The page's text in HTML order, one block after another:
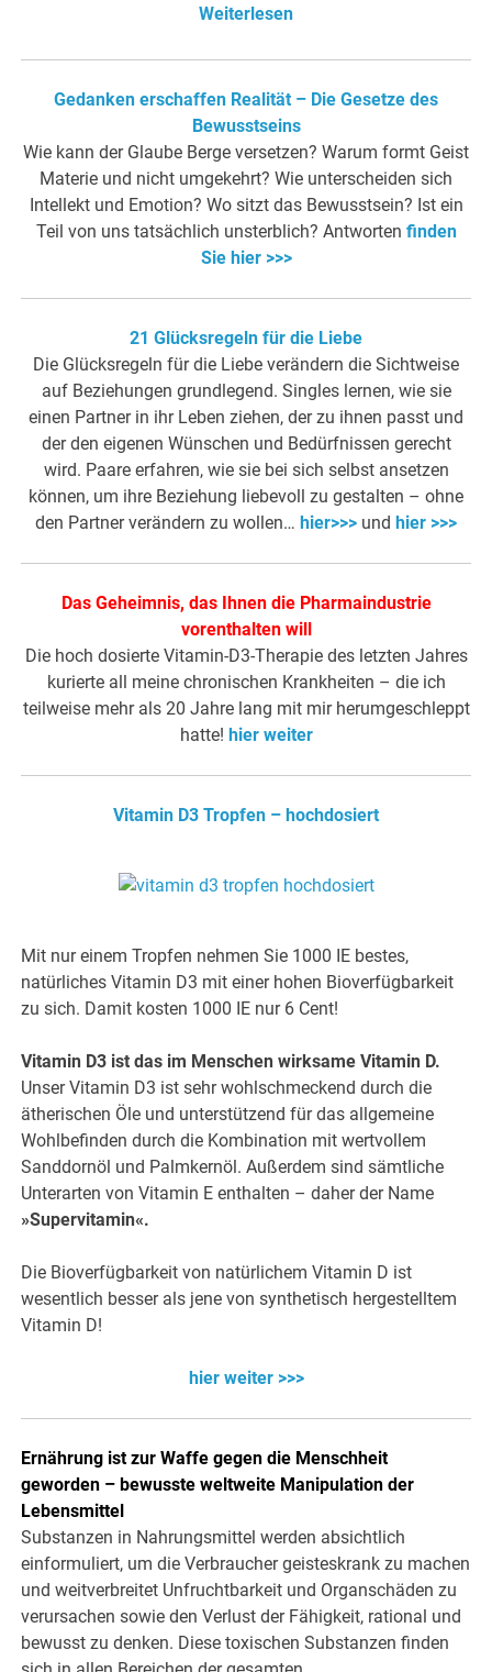
Weiterlesen
Gedanken erschaffen Realität – Die Gesetze des
Bewusstseins
Wie kann der Glaube Berge versetzen? Warum formt Geist
Materie und nicht umgekehrt? Wie unterscheiden sich
Intellekt und Emotion? Wo sitzt das Bewusstsein? Ist ein
Teil von uns tatsächlich unsterblich? Antworten finden
Sie hier >>>
21 Glücksregeln für die Liebe
Die Glücksregeln für die Liebe verändern die Sichtweise
auf Beziehungen grundlegend. Singles lernen, wie sie
einen Partner in ihr Leben ziehen, der zu ihnen passt und
der den eigenen Wünschen und Bedürfnissen gerecht
wird. Paare erfahren, wie sie bei sich selbst ansetzen
können, um ihre Beziehung liebevoll zu gestalten – ohne
den Partner verändern zu wollen… hier>>> und hier >>>
Das Geheimnis, das Ihnen die Pharmaindustrie
vorenthalten will
Die hoch dosierte Vitamin-D3-Therapie des letzten Jahres
kurierte all meine chronischen Krankheiten – die ich
teilweise mehr als 20 Jahre lang mit mir herumgeschleppt
hatte! hier weiter
Vitamin D3 Tropfen – hochdosiert
Mit nur einem Tropfen nehmen Sie 1000 IE bestes,
natürliches Vitamin D3 mit einer hohen Bioverfügbarkeit
zu sich. Damit kosten 1000 IE nur 6 Cent!
Vitamin D3 ist das im Menschen wirksame Vitamin D.
Unser Vitamin D3 ist sehr wohlschmeckend durch die
ätherischen Öle und unterstützend für das allgemeine
Wohlbefinden durch die Kombination mit wertvollem
Sanddornöl und Palmkernöl. Außerdem sind sämtliche
Unterarten von Vitamin E enthalten – daher der Name
»Supervitamin«.
Die Bioverfügbarkeit von natürlichem Vitamin D ist
wesentlich besser als jene von synthetisch hergestelltem
Vitamin D!
hier weiter >>>
Ernährung ist zur Waffe gegen die Menschheit
geworden – bewusste weltweite Manipulation der
Lebensmittel
Substanzen in Nahrungsmittel werden absichtlich
einformuliert, um die Verbraucher geisteskrank zu machen
und weitverbreitet Unfruchtbarkeit und Organschäden zu
verursachen sowie den Verlust der Fähigkeit, rational und
bewusst zu denken. Diese toxischen Substanzen finden